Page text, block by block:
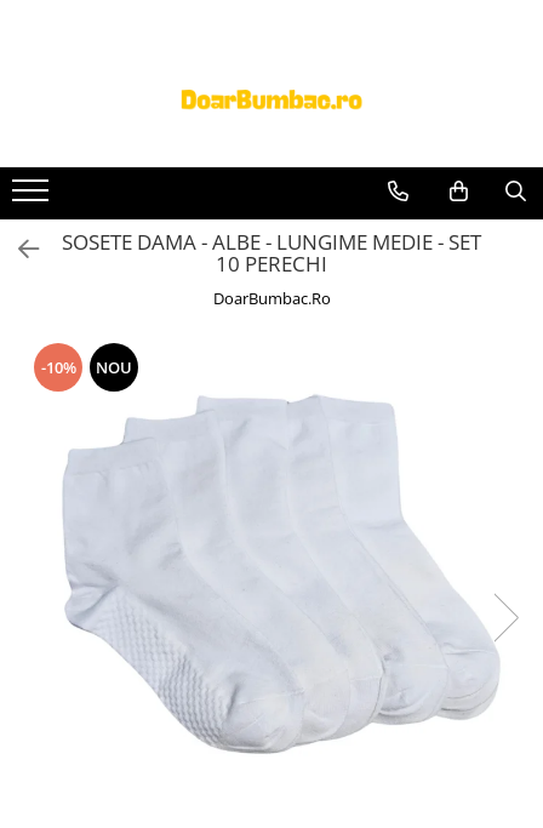
SET 5 Prosoape 100% Bumbac
SOSETE DAMA - ALBE - LUNGIME MEDIE - SET
10 PERECHI
DoarBumbac.Ro
-10% NOU